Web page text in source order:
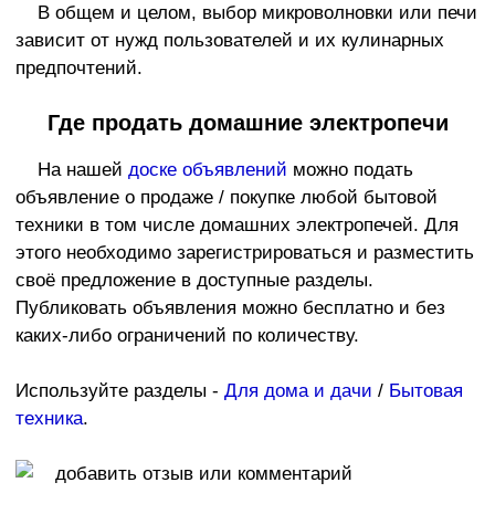
В общем и целом, выбор микроволновки или печи
зависит от нужд пользователей и их кулинарных
предпочтений.
Где продать домашние электропечи
На нашей доске объявлений можно подать
объявление о продаже / покупке любой бытовой
техники в том числе домашних электропечей. Для
этого необходимо зарегистрироваться и разместить
своё предложение в доступные разделы.
Публиковать объявления можно бесплатно и без
каких-либо ограничений по количеству.
Используйте разделы - Для дома и дачи / Бытовая
техника.